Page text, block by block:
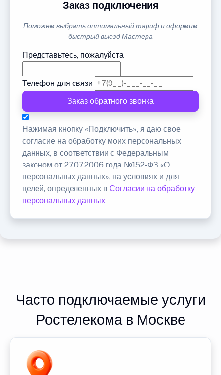
Заказ подключения
Поможем выбрать оптимальный тариф и оформим
быстрый выезд Мастера
Представьтесь, пожалуйста
Телефон для связи
Заказ обратного звонка
Нажимая кнопку «Подключить», я даю свое
согласие на обработку моих персональных
данных, в соответствии с Федеральным
законом от 27.07.2006 года №152-ФЗ «О
персональных данных», на условиях и для
целей, определенных в Согласии на обработку
персональных данных
Часто подключаемые услуги
Ростелекома в Москве